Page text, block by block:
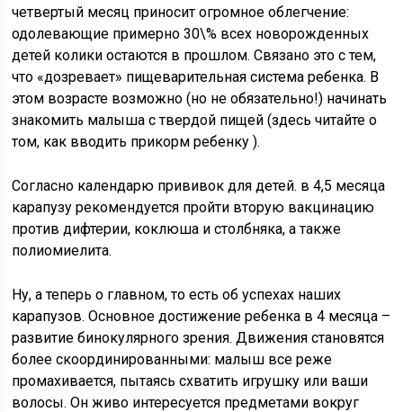
четвертый месяц приносит огромное облегчение:
одолевающие примерно 30\% всех новорожденных
детей колики остаются в прошлом. Связано это с тем,
что «дозревает» пищеварительная система ребенка. В
этом возрасте возможно (но не обязательно!) начинать
знакомить малыша с твердой пищей (здесь читайте о
том, как вводить прикорм ребенку ).
Согласно календарю прививок для детей. в 4,5 месяца
карапузу рекомендуется пройти вторую вакцинацию
против дифтерии, коклюша и столбняка, а также
полиомиелита.
Ну, а теперь о главном, то есть об успехах наших
карапузов. Основное достижение ребенка в 4 месяца –
развитие бинокулярного зрения. Движения становятся
более скоординированными: малыш все реже
промахивается, пытаясь схватить игрушку или ваши
волосы. Он живо интересуется предметами вокруг